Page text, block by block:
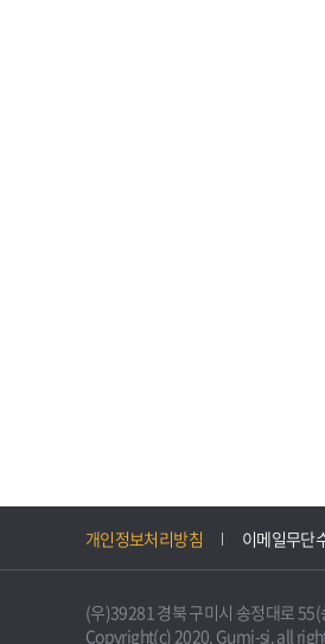
개인정보처리방침 이메일무단
(우)39281 경북 구미시 송정대로
Copyright(c) 2020. Gumi-si. all